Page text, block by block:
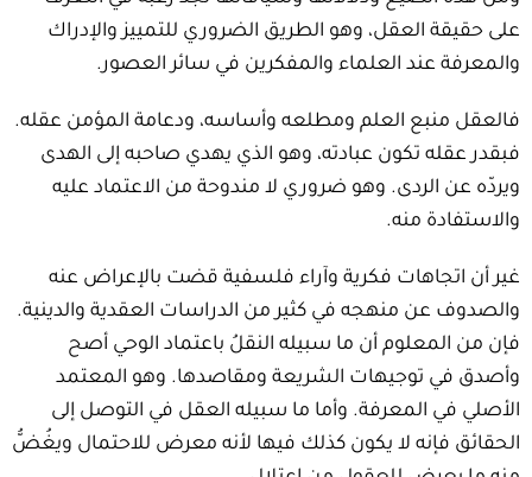
على حقيقة العقل، وهو الطريق الضروري للتمييز والإدراك
والمعرفة عند العلماء والمفكرين في سائر العصور.
فالعقل منبع العلم ومطلعه وأساسه، ودعامة المؤمن عقله.
فبقدر عقله تكون عبادته، وهو الذي يهدي صاحبه إلى الهدى
ويردّه عن الردى. وهو ضروري لا مندوحة من الاعتماد عليه
والاستفادة منه.
غير أن اتجاهات فكرية وآراء فلسفية قضت بالإعراض عنه
والصدوف عن منهجه في كثير من الدراسات العقدية والدينية.
فإن من المعلوم أن ما سبيله النقلُ باعتماد الوحي أصح
وأصدق في توجيهات الشريعة ومقاصدها. وهو المعتمد
الأصلي في المعرفة. وأما ما سبيله العقل في التوصل إلى
الحقائق فإنه لا يكون كذلك فيها لأنه معرض للاحتمال ويغُضُّ